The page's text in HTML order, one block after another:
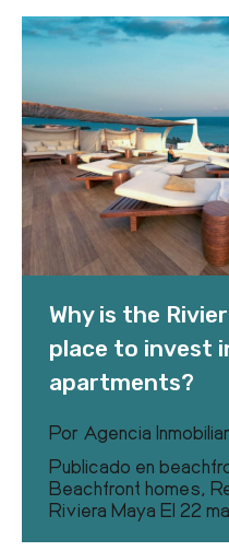
Why is the
place to invest
apartments?
Por Agencia
Publicado en
Beachfront homes,
Riviera Maya El 22